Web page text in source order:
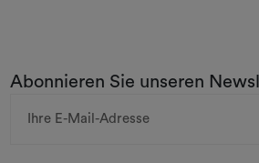
Abonnieren Sie unseren
Mail-